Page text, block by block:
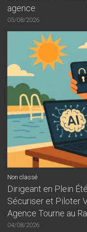
agence
05/08/2026
Non classé
Dirigeant en Plein
Sécuriser et Piloter
Agence Tourne au
04/08/2026